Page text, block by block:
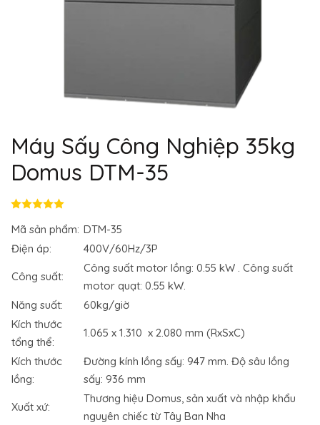
Máy Sấy Công Nghiệp 35kg
Domus DTM-35
ư
ợ
c
p
ạ
n
g
0
5
a
o
Mã sản phẩm: DTM-35
Điện áp:
400V/60Hz/3P
Công suất:
Công suất motor lồng: 0.55 kW . Công suất
motor quạt: 0.55 kW.
Năng suất:
60kg/giờ
Kích thước
tổng thể:
1.065 x 1.310 x 2.080 mm (RxSxC)
Kích thước
lồng:
Đường kính lồng sấy: 947 mm. Độ sâu lồng
sấy: 936 mm
Xuất xứ:
Thương hiệu Domus, sản xuất và nhập khẩu
nguyên chiếc từ Tây Ban Nha